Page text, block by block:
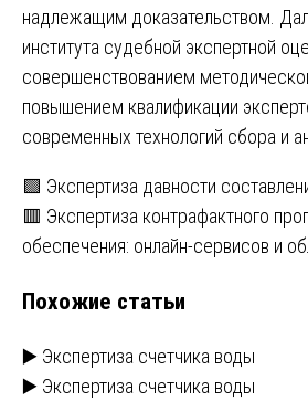
надлежащим доказательством.
института судебной экспертной
совершенствованием
повышением квалификации
современных технологий сбора и
Навигация
по
🟩 Экспертиза давности
🟥 Экспертиза контрафактного
обеспечения: онлайн-сервисов и
Похожие статьи
▶️ Экспертиза счетчика воды
▶️ Экспертиза счетчика воды